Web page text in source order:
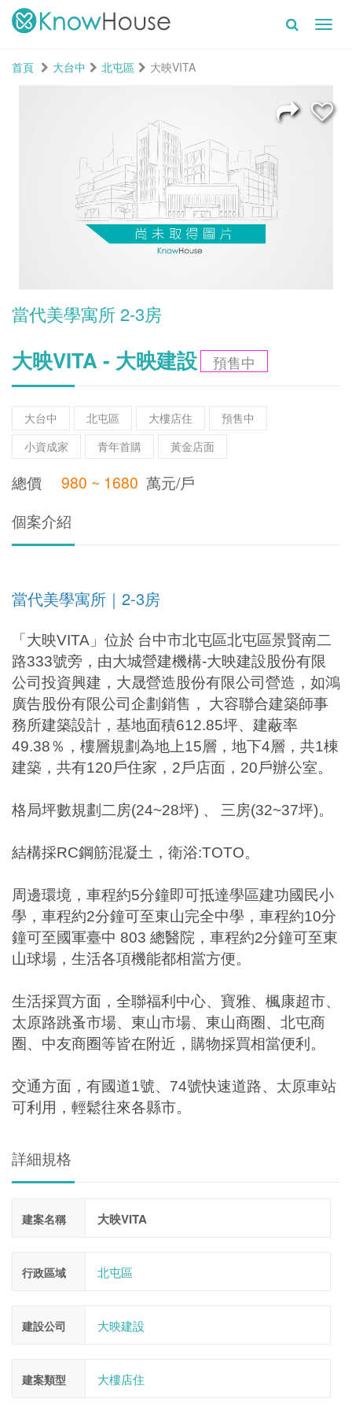
首頁
大台中 北屯區 大映VITA
當代美學寓所 2-3房
大映VITA - 大映建設 預售中
大台中 北屯區 大樓店住
預售中
小資成家
青年首購 黃金店面
總價 980 ~ 1680 萬元/戶
個案介紹
當代美學寓所｜2-3房
「大映VITA 」位於 台中市北屯區北屯區景賢南二
路333號旁，由大城營建機構-大映建設股份有限
公司投資興建，大晟營造股份有限公司營造，如鴻
廣告股份有限公司企劃銷售，
大容聯合建築師事
務所建築設計，基地面積612.85坪、建蔽率
49.38％，樓層規劃為地上15層，地下4層，共1棟
建築，共有120戶住家， 2戶店面， 20戶辦公室。
格局坪數規劃二房(24~28坪) 、 三房(32~37坪)。
結構採RC鋼筋混凝土，衛浴:TOTO。
周邊環境，車程約5分鐘即可抵達學區建功國民小
學，車程約2分鐘可至東山完全中學，車程約10分
鐘可至國軍臺中 803 總醫院，車程約2分鐘可至東
山球場，生活各項機能都相當方便。
生活採買方面，全聯福利中心、寶雅、楓康超市、
太原路跳蚤市場、東山市場、東山商圈、北屯商
圈、中友商圈等皆在附近，購物採買相當便利。
交通方面，有國道1號、 74號快速道路、太原車站
可利用，輕鬆往來各縣市。
詳細規格
建案名稱 大映VITA
行政區域 北屯區
建設公司 大映建設
建案類型 大樓店住